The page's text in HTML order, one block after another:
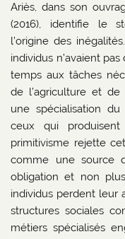
Ariès, dans son
(2016), identifie le
l’origine des
individus n’avaient
temps aux tâches
de l’agriculture et de
une spécialisation
ceux qui
primitivisme rejette
comme une source
obligation et non
individus perdent leur
structures sociales
métiers spécialisés